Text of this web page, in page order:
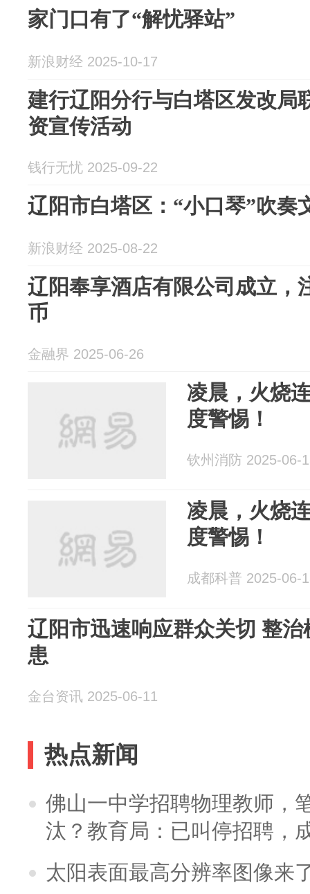
家门口有了“解忧驿站”
新浪财经 2025-10-17
建行辽阳分行与白塔区发改局
资宣传活动
钱行无忧 2025-09-22
辽阳市白塔区：“小口琴”吹奏
新浪财经 2025-08-22
辽阳奉享酒店有限公司成立，
币
金融界 2025-06-26
凌晨，火烧
度警惕！
钦州消防 2025-06-
凌晨，火烧
度警惕！
成都科普 2025-06-
辽阳市迅速响应群众关切 整
患
金台资讯 2025-06-11
热点新闻
佛山一中学招聘物理教师，
汰？教育局：已叫停招聘，
太阳表面最高分辨率图像来